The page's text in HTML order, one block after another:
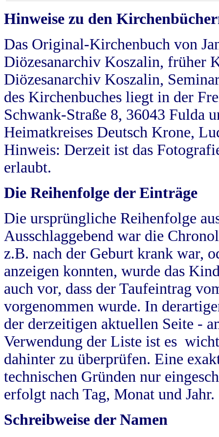
Hinweise zu den
Das Original-Kirchenbuch von
Diözesanarchiv Koszalin, früher
Diözesanarchiv Koszalin,
des Kirchenbuches liegt in der
Schwank-Straße 8, 36043 Fulda
Heimatkreises Deutsch Krone,
Hinweis: Derzeit ist das
erlaubt.
Die Reihenfolge der Einträge
Die ursprüngliche Reihenfolge
Ausschlaggebend war die
z.B. nach der Geburt krank war,
anzeigen konnten, wurde das
auch vor, dass der Taufeintrag
vorgenommen wurde. In
der derzeitigen aktuellen Seite -
Verwendung der Liste ist es
dahinter zu überprüfen. Eine
technischen Gründen nur
erfolgt nach Tag, Monat und Jahr.
Schreibweise der Namen